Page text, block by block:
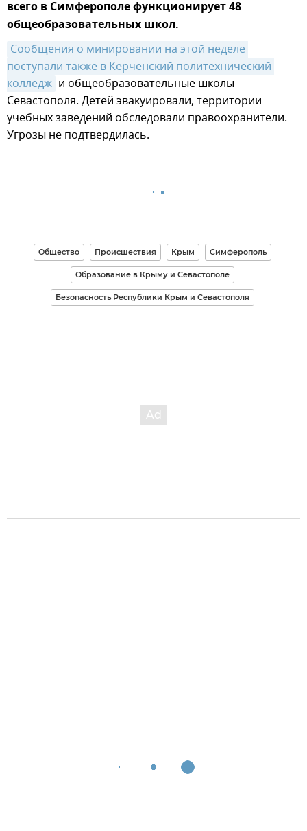
всего в Симферополе функционирует 48
общеобразовательных школ.
Сообщения о минировании на этой неделе
поступали также в Керченский политехнический
колледж и общеобразовательные школы
Севастополя. Детей эвакуировали, территории
учебных заведений обследовали правоохранители.
Угрозы не подтвердилась.
Общество Происшествия Крым Симферополь
Образование в Крыму и Севастополе
Безопасность Республики Крым и Севастополя